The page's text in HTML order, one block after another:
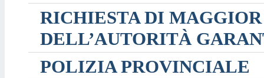
RICHIESTA DI
DELL’AUTORITÀ
POLIZIA PROVINCIALE